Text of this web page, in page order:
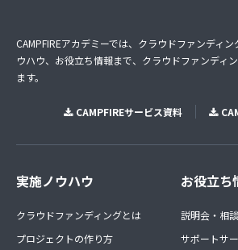
CAMPFIREアカデミーでは、クラウドファンディ
ウハウ、お役立ち情報まで、クラウドファンディ
ます。
CAMPFIREサービス資料
実施ノウハウ
クラウドファンディングとは
プロジェクトの作り方
お役立ち
説明会・相
サポートサ